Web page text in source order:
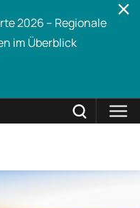
2026 – Regionale
im Überblick